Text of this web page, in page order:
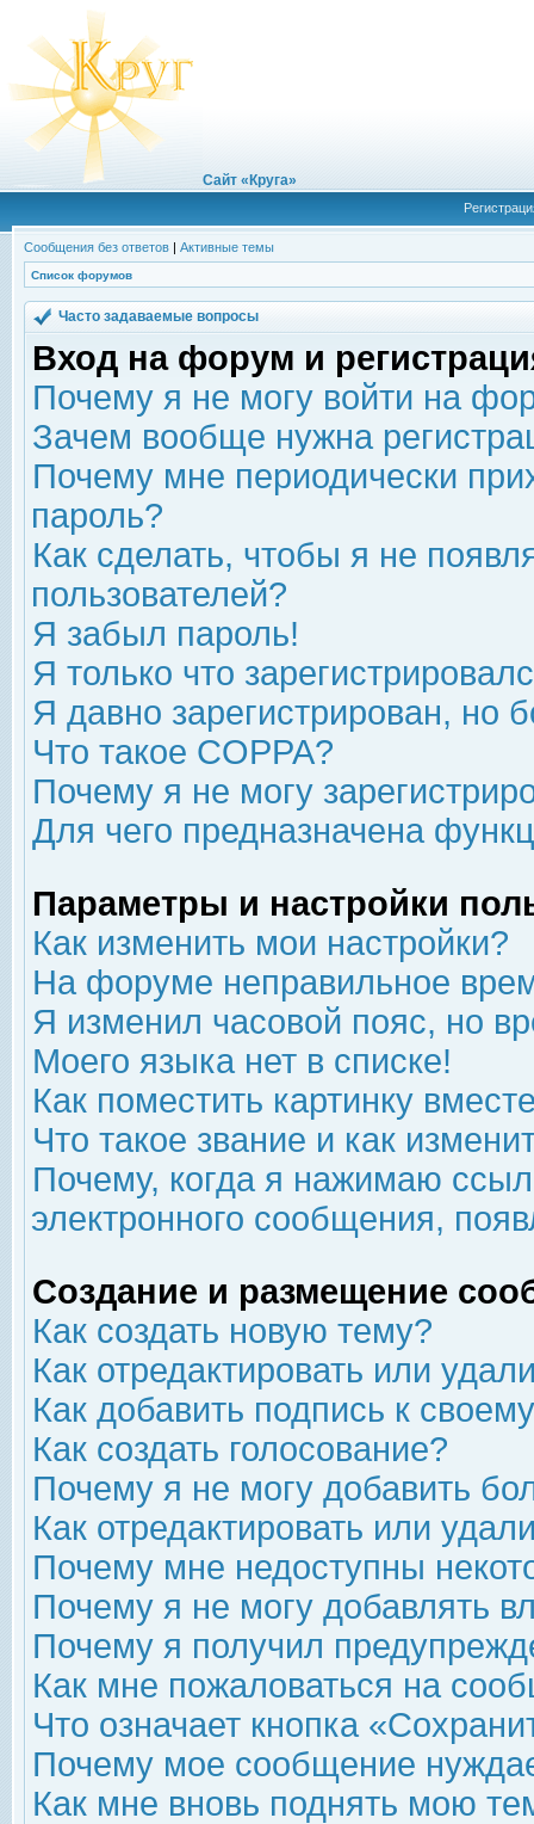
Сайт «Круга»
Сообщения без ответов | Активные темы
Список форумов
Часто задаваемые вопросы
Вход на форум и
Почему я не могу войти на
Зачем вообще нужна
Почему мне периодически
пароль?
Как сделать, чтобы я не
пользователей?
Я забыл пароль!
Я только что
Я давно зарегистрирован, но
Что такое COPPA?
Почему я не могу
Для чего предназначена
Параметры и настройки
Как изменить мои настройки?
На форуме неправильное
Я изменил часовой пояс, но
Моего языка нет в списке!
Как поместить картинку
Что такое звание и как
Почему, когда я нажимаю
электронного сообщения,
Создание и размещение
Как создать новую тему?
Как отредактировать или
Как добавить подпись к
Как создать голосование?
Почему я не могу добавить
Как отредактировать или
Почему мне недоступны
Почему я не могу добавлять
Почему я получил
Как мне пожаловаться на
Что означает кнопка
Почему мое сообщение
Как мне вновь поднять мою